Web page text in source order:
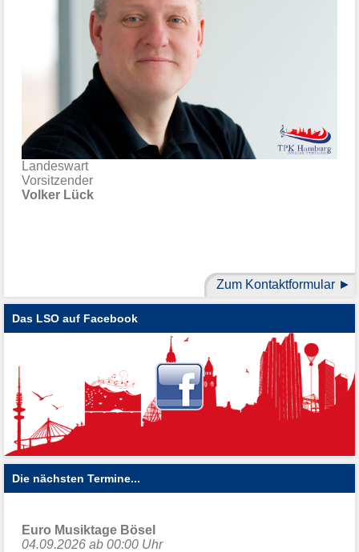
Landeswart
Vorsitzender
Volker Lück
Zum Kontaktformular
Das LSO auf Facebook
Die nächsten Termine...
Euro Musiktage Bösel
04.09.2026 ab 00:00 Uhr